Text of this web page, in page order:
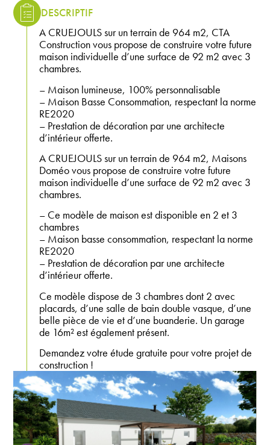
DESCRIPTIF
A CRUEJOULS sur un terrain de 964 m2, CTA
Construction vous propose de construire votre future
maison individuelle d’une surface de 92 m2 avec 3
chambres.
– Maison lumineuse, 100% personnalisable
– Maison Basse Consommation, respectant la norme
RE2020
– Prestation de décoration par une architecte
d’intérieur offerte.
A CRUEJOULS sur un terrain de 964 m2, Maisons
Doméo vous propose de construire votre future
maison individuelle d’une surface de 92 m2 avec 3
chambres.
– Ce modèle de maison est disponible en 2 et 3
chambres
– Maison basse consommation, respectant la norme
RE2020
– Prestation de décoration par une architecte
d’intérieur offerte.
Ce modèle dispose de 3 chambres dont 2 avec
placards, d’une salle de bain double vasque, d’une
belle pièce de vie et d’une buanderie. Un garage
de 16m² est également présent.
Demandez votre étude gratuite pour votre projet de
construction !